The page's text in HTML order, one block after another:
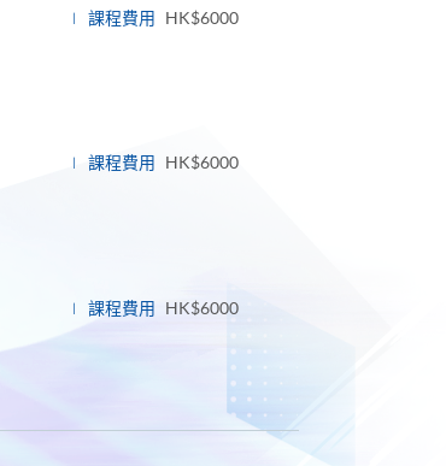
課程費用 HK$6000
課程費用 HK$6000
課程費用 HK$6000